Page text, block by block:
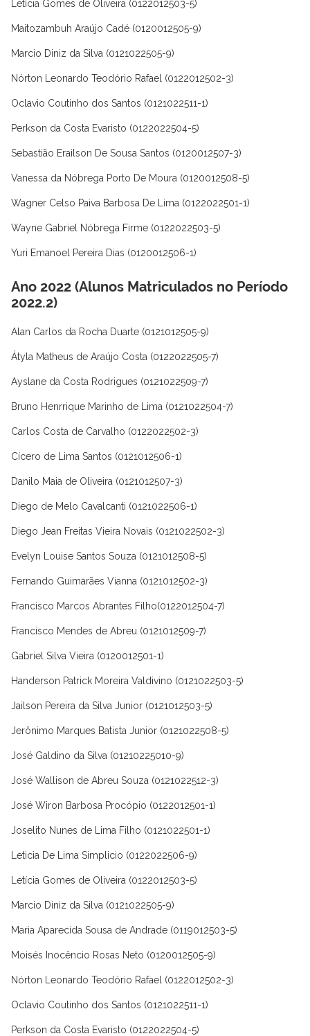
Letícia Gomes de Oliveira (0122012503-5)
Maitozambuh Araújo Cadé (0120012505-9)
Marcio Diniz da Silva (0121022505-9)
Nórton Leonardo Teodório Rafael (0122012502-3)
Oclavio Coutinho dos Santos (0121022511-1)
Perkson da Costa Evaristo (0122022504-5)
Sebastião Erailson De Sousa Santos (0120012507-3)
Vanessa da Nóbrega Porto De Moura (0120012508-5)
Wagner Celso Paiva Barbosa De Lima (0122022501-1)
Wayne Gabriel Nóbrega Firme (0122022503-5)
Yuri Emanoel Pereira Dias (0120012506-1)
Ano 2022 (Alunos Matriculados no Período
2022.2)
Alan Carlos da Rocha Duarte (0121012505-9)
Átyla Matheus de Araújo Costa (0122022505-7)
Ayslane da Costa Rodrigues (0121022509-7)
Bruno Henrrique Marinho de Lima (0121022504-7)
Carlos Costa de Carvalho (0122022502-3)
Cícero de Lima Santos (0121012506-1)
Danilo Maia de Oliveira (0121012507-3)
Diego de Melo Cavalcanti (0121022506-1)
Diego Jean Freitas Vieira Novais (0121022502-3)
Evelyn Louise Santos Souza (0121012508-5)
Fernando Guimarães Vianna (0121012502-3)
Francisco Marcos Abrantes Filho(0122012504-7)
Francisco Mendes de Abreu (0121012509-7)
Gabriel Silva Vieira (0120012501-1)
Handerson Patrick Moreira Valdivino (0121022503-5)
Jailson Pereira da Silva Junior (0121012503-5)
Jerônimo Marques Batista Junior (0121022508-5)
José Galdino da Silva (01210225010-9)
José Wallison de Abreu Souza (0121022512-3)
José Wiron Barbosa Procópio (0122012501-1)
Joselito Nunes de Lima Filho (0121022501-1)
Leticia De Lima Simplicio (0122022506-9)
Letícia Gomes de Oliveira (0122012503-5)
Marcio Diniz da Silva (0121022505-9)
Maria Aparecida Sousa de Andrade (0119012503-5)
Moisés Inocêncio Rosas Neto (0120012505-9)
Nórton Leonardo Teodório Rafael (0122012502-3)
Oclavio Coutinho dos Santos (0121022511-1)
Perkson da Costa Evaristo (0122022504-5)